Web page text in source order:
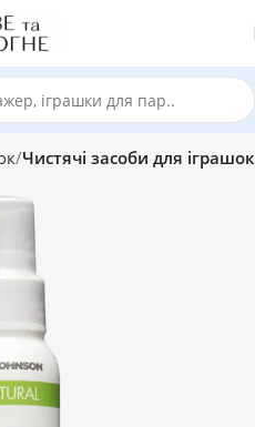
Чистячі засоби для іграшок